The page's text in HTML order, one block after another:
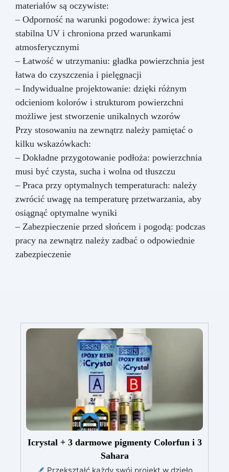
materiałów są oczywiste:
– Odporność na warunki pogodowe: żywica jest
stabilna UV i chroniona przed warunkami
atmosferycznymi
– Łatwość w utrzymaniu: gładka powierzchnia jest
łatwa do czyszczenia i pielęgnacji
– Indywidualne projektowanie: dzięki różnym
odcieniom kolorów i strukturom powierzchni
możliwe jest stworzenie unikalnych wzorów
Przy stosowaniu na zewnątrz należy pamiętać o
kilku wskazówkach:
– Dokładne przygotowanie podłoża: powierzchnia
musi być czysta, sucha i wolna od tłuszczu
– Praca przy optymalnych temperaturach: należy
zwrócić uwagę na temperaturę przetwarzania, aby
osiągnąć optymalne wyniki
– Zabezpieczenie przed słońcem i pogodą: podczas
pracy na zewnątrz należy zadbać o odpowiednie
zabezpieczenie
Icrystal + 3 darmowe pigmenty Colorfun i 3
Sahara